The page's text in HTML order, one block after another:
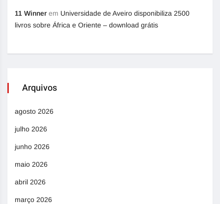
11 Winner em Universidade de Aveiro disponibiliza 2500
livros sobre África e Oriente – download grátis
Arquivos
agosto 2026
julho 2026
junho 2026
maio 2026
abril 2026
março 2026